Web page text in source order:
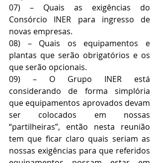
07) – Quais as exigências do
Consórcio INER para ingresso de
novas empresas.
08) – Quais os equipamentos e
plantas que serão obrigatórios e os
que serão opcionais.
09) – O Grupo INER está
considerando de forma simplória
que equipamentos aprovados devam
ser colocados em nossas
“partilheiras”, então nesta reunião
tem que ficar claro quais seriam as
nossas exigências para que referidos